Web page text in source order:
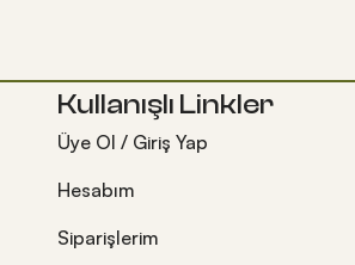
Kullanışlı Linkler
Üye Ol / Giriş Yap
Hesabım
Siparişlerim